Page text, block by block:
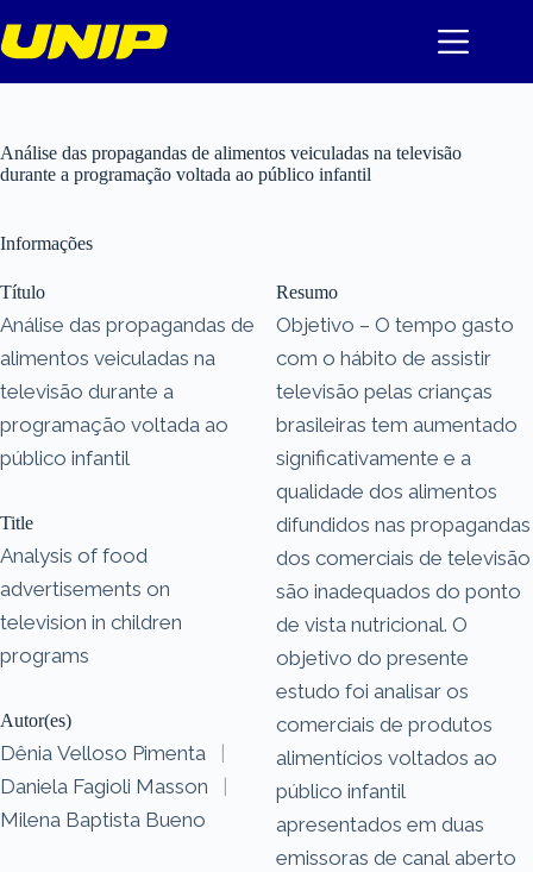
para
o
Análise das propagandas de alimentos veiculadas na televisão
durante a programação voltada ao público infantil
Informações
Título
Análise das propagandas de
alimentos veiculadas na
televisão durante a
programação voltada ao
público infantil
Title
Analysis of food
advertisements on
television in children
programs
Autor(es)
Dênia Velloso Pimenta
|
Daniela Fagioli Masson
|
Milena Baptista Bueno
Resumo
Objetivo – O tempo gasto
com o hábito de assistir
televisão pelas crianças
brasileiras tem aumentado
significativamente e a
qualidade dos alimentos
difundidos nas propagandas
dos comerciais de televisão
são inadequados do ponto
de vista nutricional. O
objetivo do presente
estudo foi analisar os
comerciais de produtos
alimentícios voltados ao
público infantil
apresentados em duas
emissoras de canal aberto